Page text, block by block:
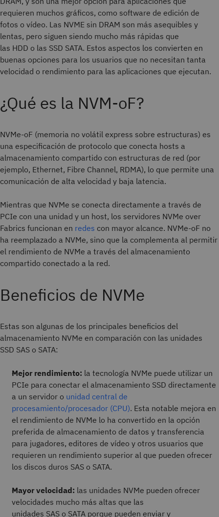
requieren muchos gráficos, como software de edición de
fotos o vídeo. Las NVME sin DRAM son más asequibles y
lentas, pero siguen siendo mucho más rápidas que
las HDD o las SSD SATA. Estos aspectos los convierten en
buenas opciones para los usuarios que no necesitan tanta
velocidad o rendimiento para las aplicaciones que ejecutan.
¿Qué es la NVM-oF?
NVMe-oF (memoria no volátil express sobre estructuras) es
una especificación de protocolo que conecta hosts a
almacenamiento compartido con estructuras de red (por
ejemplo, Ethernet, Fibre Channel, RDMA), lo que permite una
comunicación de alta velocidad y baja latencia.
Mientras que NVMe se conecta directamente a través de
PCIe con una unidad y un host, los servidores NVMe over
Fabrics funcionan en redes con mayor alcance. NVMe-oF no
ha reemplazado a NVMe, sino que la complementa al permitir
el rendimiento de NVMe a través del almacenamiento
compartido conectado a la red.
Beneficios de NVMe
Estas son algunas de los principales beneficios del
almacenamiento NVMe en comparación con las unidades
SSD SAS o SATA:
Mejor rendimiento: la tecnología NVMe puede utilizar un
PCIe para conectar el almacenamiento SSD directamente
a un servidor o unidad central de
procesamiento/procesador (CPU). Esta notable mejora en
el rendimiento de NVMe lo ha convertido en la opción
preferida de almacenamiento de datos y transferencia
para jugadores, editores de vídeo y otros usuarios que
requieren un rendimiento superior al que pueden ofrecer
los discos duros SAS o SATA.
Mayor velocidad: las unidades NVMe pueden ofrecer
velocidades mucho más altas que las
unidades SAS o SATA porque pueden enviar y